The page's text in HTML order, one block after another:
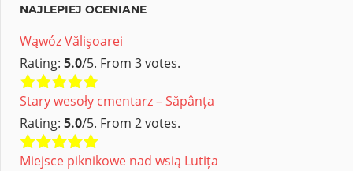
NAJLEPIEJ OCENIANE
Wąwóz Vălişoarei
Rating: 5.0/5. From 3 votes.
Stary wesoły cmentarz – Săpânța
Rating: 5.0/5. From 2 votes.
Miejsce piknikowe nad wsią Lutița